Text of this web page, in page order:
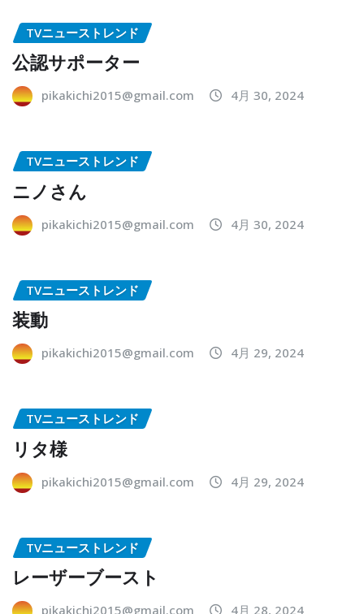
TVニューストレンド
公認サポーター
pikakichi2015@gmail.com 4月 30, 2024
TVニューストレンド
ニノさん
pikakichi2015@gmail.com 4月 30, 2024
TVニューストレンド
装動
pikakichi2015@gmail.com 4月 29, 2024
TVニューストレンド
リタ様
pikakichi2015@gmail.com 4月 29, 2024
TVニューストレンド
レーザーブースト
pikakichi2015@gmail.com 4月 28, 2024